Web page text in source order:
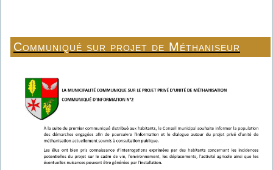
Communiqué sur projet de Méthaniseur